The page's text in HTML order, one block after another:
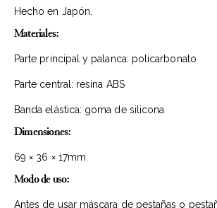
Hecho en Japón.
Materiales:
Parte principal y palanca: policarbonato
Parte central: resina ABS
Banda elástica: goma de silicona
Dimensiones:
69 × 36 × 17mm
Modo de uso:
Antes de usar máscara de pestañas o